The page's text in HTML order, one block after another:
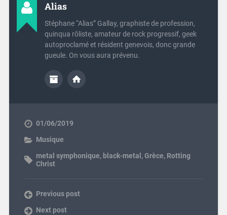
Alias
Stéphane “Alias” Gallay, graphiste de profession,
quinqua rôliste, amateur de rock progressif, geek
autoproclamé et résident genevois, donc grande
gueule. On vous aura prévenu.
01/06/2019
Musique
metal symphonique, black-metal ,Grèce, Rotting
Christ
Previous post
Next post